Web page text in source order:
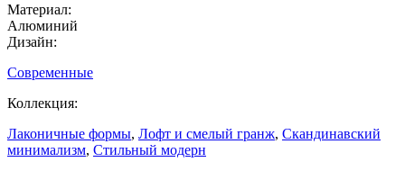
Материал:
Алюминий
Дизайн:
Современные
Коллекция:
Лаконичные формы, Лофт и смелый гранж, Скандинавский
минимализм, Стильный модерн